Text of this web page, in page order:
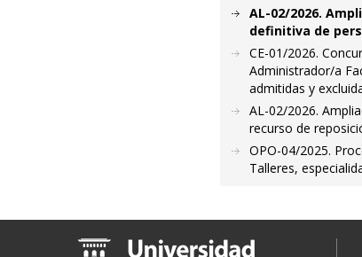
AL-02/2026.
definitiva de
CE-01/2026.
Administrador/a
admitidas y
AL-02/2026.
recurso de
OPO-04/2025.
Talleres,